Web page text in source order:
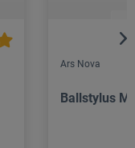
Ars Nova
Ballstylus